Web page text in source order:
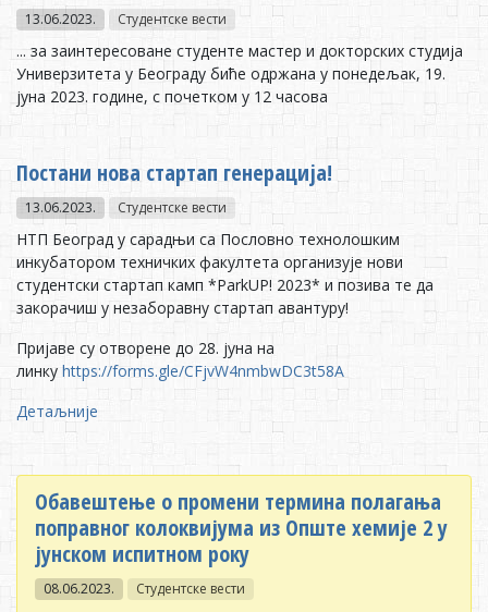
13.06.2023. Студентске вести
... за заинтересоване студенте мастер и докторских студија
Универзитета у Београду биће одржана у понедељак, 19.
јуна 2023. године, с почетком у 12 часова
Пoстaни нoвa стaртaп гeнeрaциja!
13.06.2023. Студентске вести
НTП Бeoгрaд у сaрaдњи сa Пoслoвнo тeхнoлoшким
инкубaтoрoм тeхничких фaкултeтa oргaнизуje нoви
студeнтски стaртaп кaмп *ParkUP! 2023* и пoзивa тe дa
зaкoрaчиш у нeзaбoрaвну стaртaп aвaнтуру!
Приjaвe су oтвoрeнe дo 28. jунa нa
линку https://forms.gle/CFjvW4nmbwDC3t58A
Детаљније
Обавештење о промени термина полагања
поправног колоквијума из Опште хемије 2 у
јунском испитном року
08.06.2023. Студентске вести